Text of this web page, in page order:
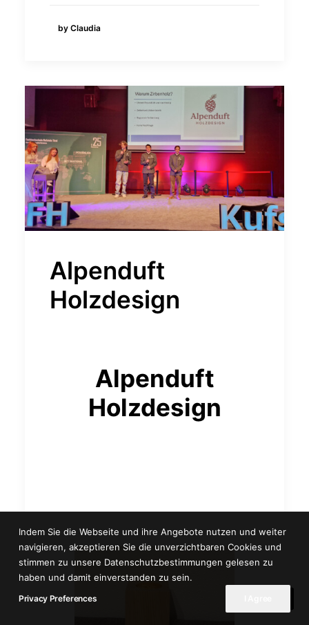
by Claudia
Alpenduft
Holzdesign
Alpenduft
Holzdesign
Indem Sie die Webseite und ihre Angebote nutzen und weiter
navigieren, akzeptieren Sie die unverzichtbaren Cookies und
stimmen zu unsere Datenschutzbestimmungen gelesen zu
haben und damit einverstanden zu sein.
Privacy Preferences